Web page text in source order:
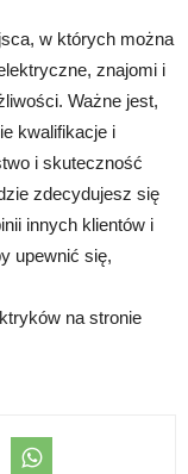
w których można
znajomi i
Ważne jest,
kwalifikacje i
i skuteczność
zdecydujesz się
innych klientów i
upewnić się,
na stronie